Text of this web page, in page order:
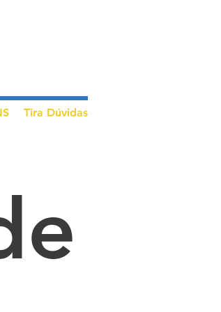
Tira Dúvidas